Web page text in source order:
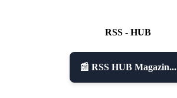
RSS - HUB
📰 RSS HUB Magazin...